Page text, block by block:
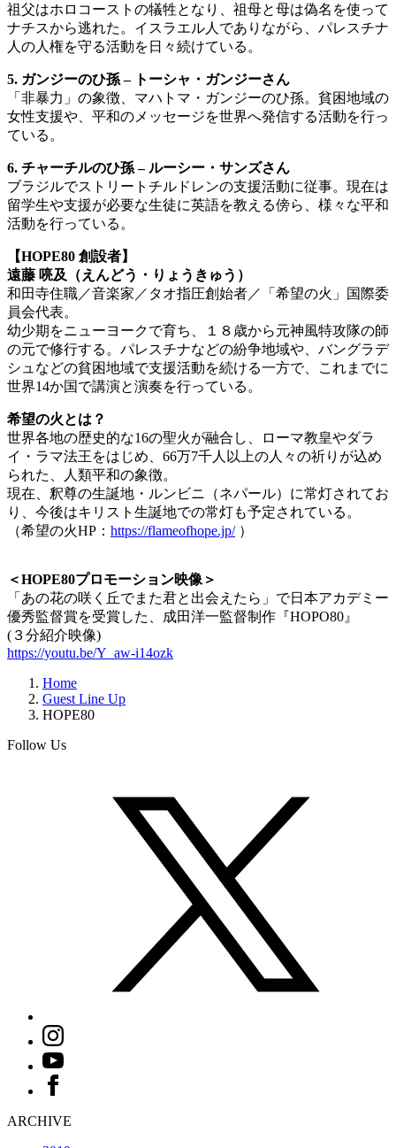
祖父はホロコーストの犠牲となり、祖母と母は偽名を使って
ナチスから逃れた。イスラエル人でありながら、パレスチナ
人の人権を守る活動を日々続けている。
5. ガンジーのひ孫 – トーシャ・ガンジーさん
「非暴力」の象徴、マハトマ・ガンジーのひ孫。貧困地域の
女性支援や、平和のメッセージを世界へ発信する活動を行っ
ている。
6. チャーチルのひ孫 – ルーシー・サンズさん
ブラジルでストリートチルドレンの支援活動に従事。現在は
留学生や支援が必要な生徒に英語を教える傍ら、様々な平和
活動を行っている。
【HOPE80 創設者】
遠藤 喨及（えんどう・りょうきゅう）
和田寺住職／音楽家／タオ指圧創始者／「希望の火」国際委
員会代表。
幼少期をニューヨークで育ち、１８歳から元神風特攻隊の師
の元で修行する。パレスチナなどの紛争地域や、バングラデ
シュなどの貧困地域で支援活動を続ける一方で、これまでに
世界14か国で講演と演奏を行っている。
希望の火とは？
世界各地の歴史的な16の聖火が融合し、ローマ教皇やダラ
イ・ラマ法王をはじめ、66万7千人以上の人々の祈りが込め
られた、人類平和の象徴。
現在、釈尊の生誕地・ルンビニ（ネパール）に常灯されてお
り、今後はキリスト生誕地での常灯も予定されている。
（希望の火HP： https://flameofhope.jp/）
＜HOPE80プロモーション映像＞
「あの花の咲く丘でまた君と出会えたら」で日本アカデミー
優秀監督賞を受賞した、成田洋一監督制作『HOPO80』
(３分紹介映像)
https://youtu.be/Y_aw-i14ozk
Home
Guest Line Up
HOPE80
Follow Us
ARCHIVE